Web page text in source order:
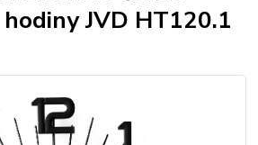
JVD HT120.1